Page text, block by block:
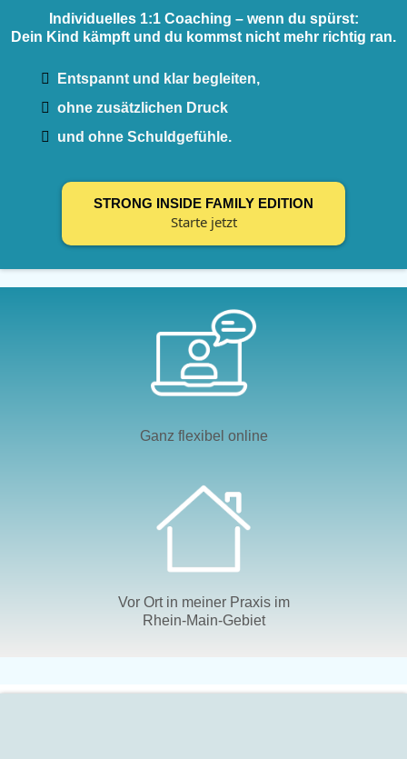
Individuelles 1:1 Coaching – wenn du spürst:
Dein Kind kämpft und du kommst nicht mehr richtig ran.
Entspannt und klar begleiten,
ohne zusätzlichen Druck
und ohne Schuldgefühle.
STRONG INSIDE FAMILY EDITION
Starte jetzt
Ganz flexibel online
Vor Ort in meiner Praxis im
Rhein-Main-Gebiet